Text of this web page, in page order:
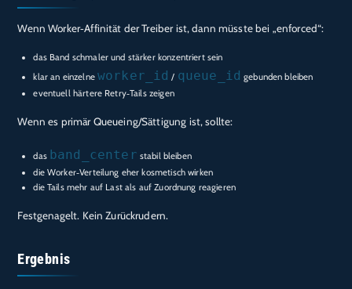
Wenn Worker‑Affinität der Treiber ist, dann müsste bei „enforced“:
das Band schmaler und stärker konzentriert sein
klar an einzelne worker_id / queue_id gebunden bleiben
eventuell härtere Retry‑Tails zeigen
Wenn es primär Queueing/Sättigung ist, sollte:
das band_center stabil bleiben
die Worker‑Verteilung eher kosmetisch wirken
die Tails mehr auf Last als auf Zuordnung reagieren
Festgenagelt. Kein Zurückrudern.
Ergebnis